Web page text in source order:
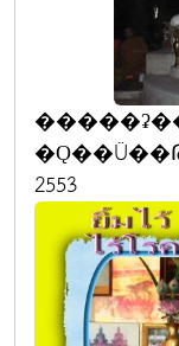
2553